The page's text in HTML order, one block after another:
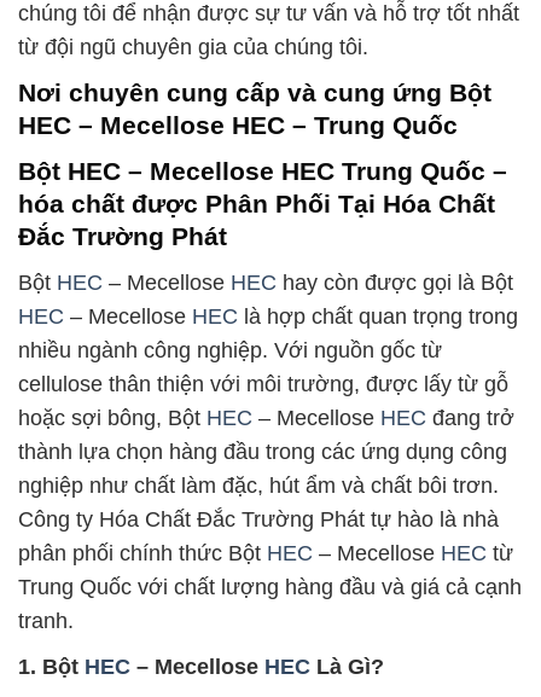
chúng tôi để nhận được sự tư vấn và hỗ trợ tốt nhất
từ đội ngũ chuyên gia của chúng tôi.
Nơi chuyên cung cấp và cung ứng Bột
HEC – Mecellose HEC – Trung Quốc
Bột HEC – Mecellose HEC Trung Quốc –
hóa chất được Phân Phối Tại Hóa Chất
Đắc Trường Phát
Bột HEC – Mecellose HEC hay còn được gọi là Bột
HEC – Mecellose HEC là hợp chất quan trọng trong
nhiều ngành công nghiệp. Với nguồn gốc từ
cellulose thân thiện với môi trường, được lấy từ gỗ
hoặc sợi bông, Bột HEC – Mecellose HEC đang trở
thành lựa chọn hàng đầu trong các ứng dụng công
nghiệp như chất làm đặc, hút ẩm và chất bôi trơn.
Công ty Hóa Chất Đắc Trường Phát tự hào là nhà
phân phối chính thức Bột HEC – Mecellose HEC từ
Trung Quốc với chất lượng hàng đầu và giá cả cạnh
tranh.
1. Bột HEC – Mecellose HEC Là Gì?